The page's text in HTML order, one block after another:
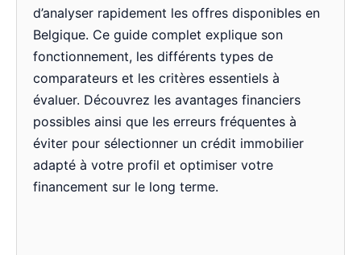
d’analyser rapidement les offres disponibles en
Belgique. Ce guide complet explique son
fonctionnement, les différents types de
comparateurs et les critères essentiels à
évaluer. Découvrez les avantages financiers
possibles ainsi que les erreurs fréquentes à
éviter pour sélectionner un crédit immobilier
adapté à votre profil et optimiser votre
financement sur le long terme.